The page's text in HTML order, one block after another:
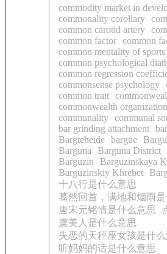
commodity market in
commonality corollary
common carotid artery
common factor common
common mentality of
common psychological
common regression
commonsense psychology
common trait
commonwealth
communality communal
bar grinding attachment
Bargteheide bargue
Barguna
Barguna District
Barguzin
Barguzinskaya
Barguzinskiy Khrebet
十八行是什么意思
蓦然回首，满地和烟雨
唐宋元铭情是什么意思
虞美人是什么意思
失恋的天秤座女孩是什么
听妈妈的话是什么意思